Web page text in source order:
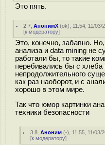
Это пять.
2.7 ,АнонимХ (ok), 11:54, 11/03/
[к модератору]
Это, конечно, забавно.
анализа и data mining не
работали бы, то такие
перебивались бы с хлеба
непродолжительного
как раз наоборот, и с
хорошо в этом мире.
Так что юмор картинки
техники безопасности
3.8 ,Аноним (-), 11:55, 11/03/
[к модератору]